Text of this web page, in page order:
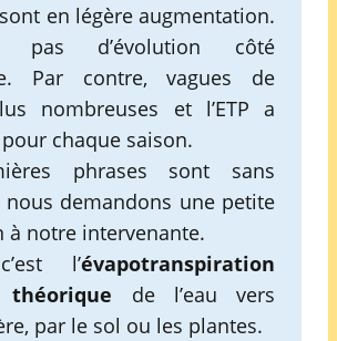
en légère augmentation.
d’évolution côté
Par contre, vagues de
nombreuses et l’ETP a
chaque saison.
phrases sont sans
nous demandons une petite
à notre intervenante.
l’évapotranspiration
de l’eau vers
par le sol ou les plantes.